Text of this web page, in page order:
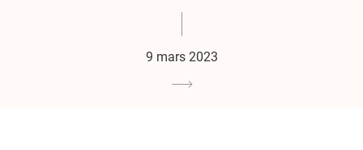
9 mars 2023